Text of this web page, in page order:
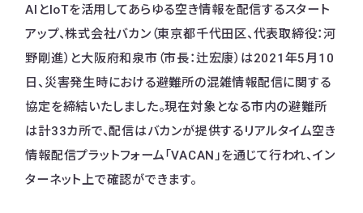
AIとIoTを活用してあらゆる空き情報を配信するスタート
アップ、株式会社バカン（東京都千代田区、代表取締役：河
野剛進）と大阪府和泉市（市長：辻宏康）は2021年5月10
日、災害発生時における避難所の混雑情報配信に関する
協定を締結いたしました。現在対象となる市内の避難所
は計33カ所で、配信はバカンが提供するリアルタイム空き
情報配信プラットフォーム「VACAN」を通じて行われ、イン
ターネット上で確認ができます。